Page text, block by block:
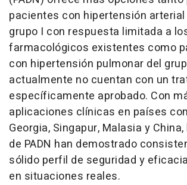
pacientes con hipertensión
grupo I con respuesta limitada a
farmacológicos existentes como
con hipertensión pulmonar del
actualmente no cuentan con un
específicamente aprobado. Con
aplicaciones clínicas en países
Georgia, Singapur, Malasia y China
de PADN han demostrado
sólido perfil de seguridad y
en situaciones reales.